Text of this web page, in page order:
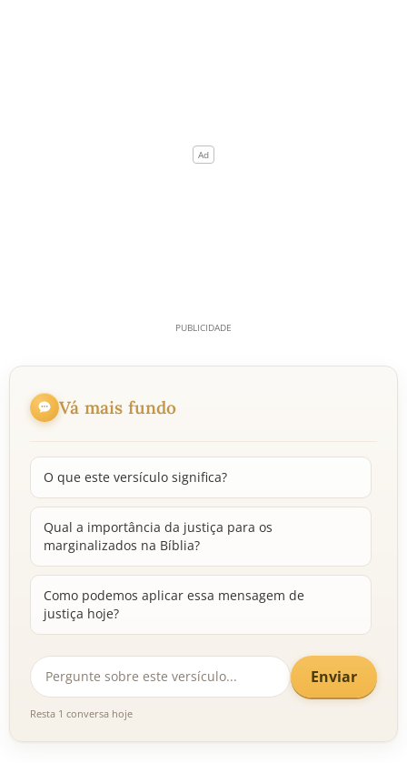
Vá mais fundo
O que este versículo significa?
Qual a importância da justiça para os
marginalizados na Bíblia?
Como podemos aplicar essa mensagem de
justiça hoje?
Enviar
Resta 1 conversa hoje